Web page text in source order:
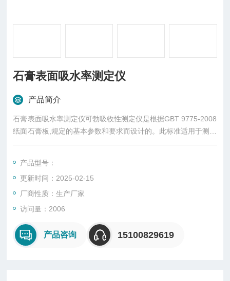
石膏表面吸水率测定仪
产品简介
石膏表面吸水率测定仪可勃吸收性测定仪是根据GBT 9775-2008
纸面石膏板,规定的基本参数和要求而设计的。此标准适用于测定
各种纸或纸板表面的吸水性。但不适用于准确评价纸或纸板的书
产品型号：
更新时间：2025-02-15
厂商性质：生产厂家
访问量：2006
产品咨询 15100829619